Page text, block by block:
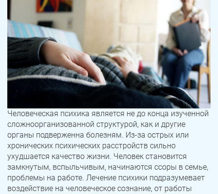
Человеческая психика является не до конца изученной
сложноорганизованной структурой, как и другие
органы подверженна болезням. Из-за острых или
хронических психических расстройств сильно
ухудшается качество жизни. Человек становится
замкнутым, вспыльчивым, начинаются ссоры в семье,
проблемы на работе. Лечение психики подразумевает
воздействие на человеческое сознание, от работы